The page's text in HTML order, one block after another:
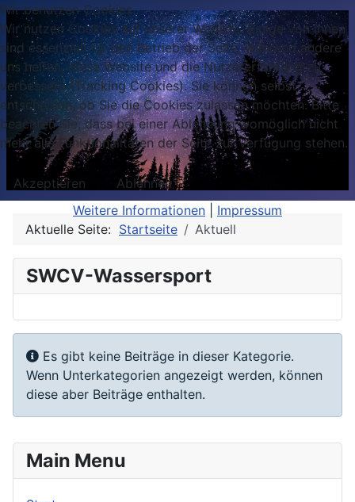
Aktuelle Seite: Startseite Aktuell
SWCV-Wassersport
Information
Es gibt keine Beiträge in dieser Kategorie.
Wenn Unterkategorien angezeigt werden, können
diese aber Beiträge enthalten.
Main Menu
Wir benutzen Cookies
Wir nutzen Cookies auf unserer Website. Einige von ihnen
sind essenziell für den Betrieb der Seite, während andere
uns helfen, diese Website und die Nutzererfahrung zu
verbessern (Tracking Cookies). Sie können selbst
entscheiden, ob Sie die Cookies zulassen möchten. Bitte
beachten Sie, dass bei einer Ablehnung womöglich nicht
mehr alle Funktionalitäten der Seite zur Verfügung stehen.
Akzeptieren
Ablehnen
Weitere Informationen
Impressum